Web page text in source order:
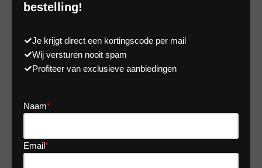
bestelling!
Je krijgt direct een kortingscode per mail
Wij versturen nooit spam
Profiteer van exclusieve aanbiedingen
Naam*
Email*